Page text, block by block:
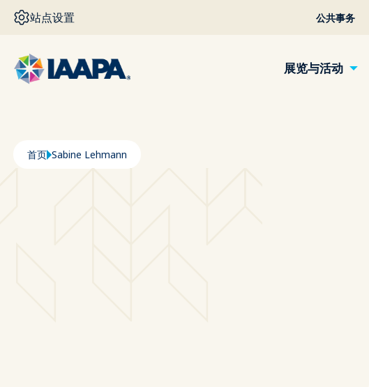
跳转到主要内容
站点设置 公共事务
展览与活动
面包屑
首页 Sabine Lehmann